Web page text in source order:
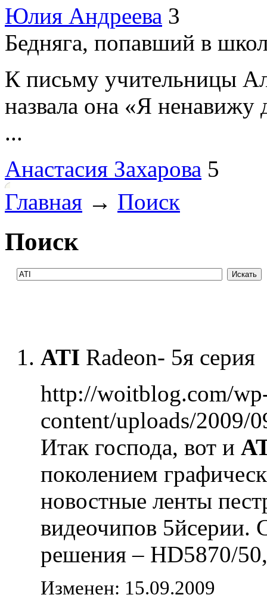
Юлия Андреева 3
Бедняга, попавший в
К письму учительницы
назвала она «Я ненавижу
...
Анастасия Захарова 5
Главная → Поиск
Поиск
ATI Radeon- 5я серия
http://woitblog.com/
content/uploads/2009/
Итак господа, вот и
поколением
новостные ленты
видеочипов 5йсерии.
решения – HD5870/
Изменен: 15.09.2009